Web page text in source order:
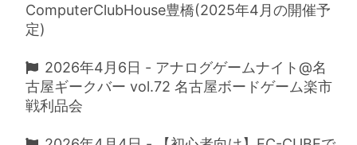
ComputerClubHouse豊橋(2025年4月の開催予
定)
2026年4月6日 - アナログゲームナイト@名
古屋ギークバー vol.72 名古屋ボードゲーム楽市
戦利品会